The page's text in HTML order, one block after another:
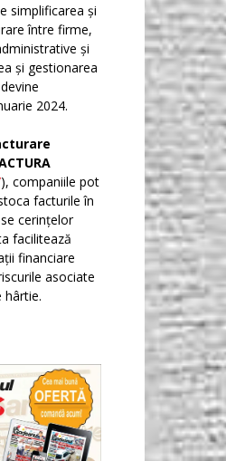
simplificarea și
între firme,
și
și gestionarea
2024.
), companiile pot
facturile în
cerințelor
facilitează
financiare
asociate
hârtie.